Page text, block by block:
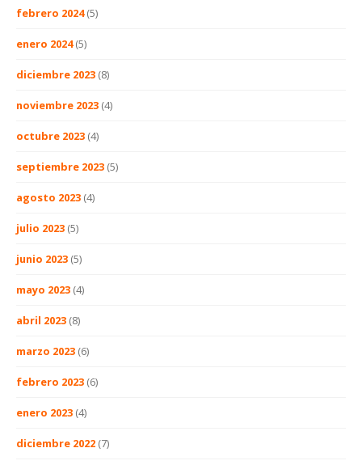
febrero 2024(5)
enero 2024(5)
diciembre 2023 (8)
noviembre 2023 (4)
octubre 2023 (4)
septiembre 2023 (5)
agosto 2023 (4)
julio 2023 (5)
junio 2023 (5)
mayo 2023 (4)
abril 2023 (8)
marzo 2023 (6)
febrero 2023 (6)
enero 2023 (4)
diciembre 2022 (7)